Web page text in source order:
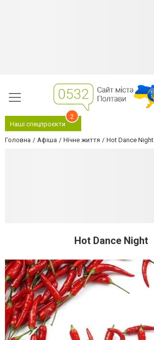
Наші спецпроєкти
2
Головна Афіша Нічне життя Hot Dance Night
Hot Dance Night